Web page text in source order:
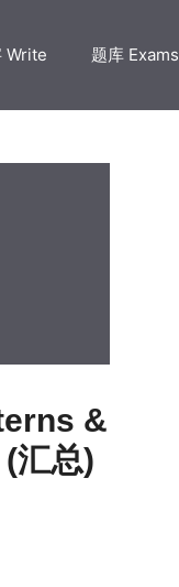
Write 题库 Exams
&
汇总)